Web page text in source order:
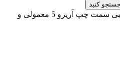
جستجو کنید
آینه جانبی سمت چپ آریزو 5 معمولی و